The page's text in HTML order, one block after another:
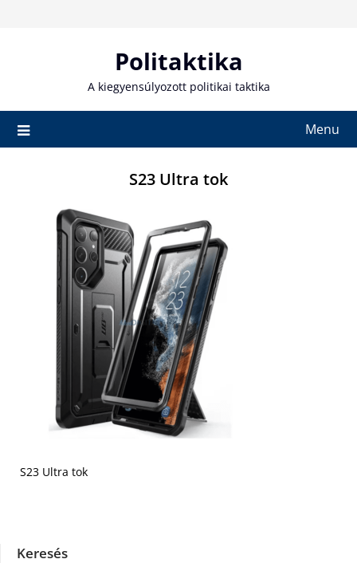
Politaktika
A kiegyensúlyozott politikai taktika
Menu
S23 Ultra tok
S23 Ultra tok
Keresés